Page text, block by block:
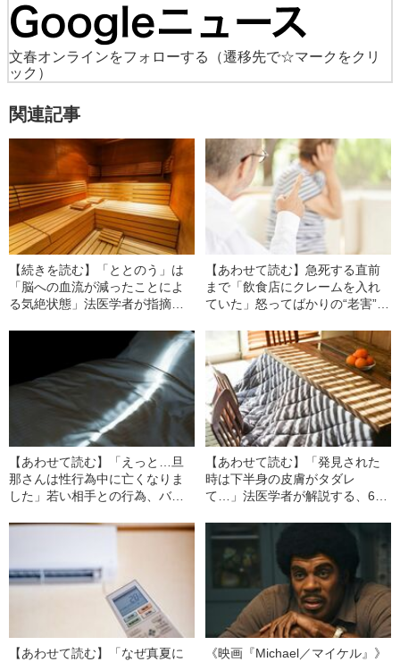
文春オンラインをフォローする
（遷移先で☆マークをクリ
ック）
関連記事
【続きを読む】「ととのう」は
「脳への血流が減ったことによ
る気絶状態」法医学者が指摘す
【あわせて読む】急死する直前
まで「飲食店にクレームを入れ
ていた」怒ってばかりの“老害”で
的な理由”
【あわせて読む】「えっと…旦
那さんは性行為中に亡くなりま
した」若い相手との行為、バイ
歳以上の高齢者が“腹上死”する意
【あわせて読む】「発見された
時は下半身の皮膚がタダレ
て…」法医学者が解説する、65
【あわせて読む】「なぜ真夏に
《映画『Michael／マイケル』》